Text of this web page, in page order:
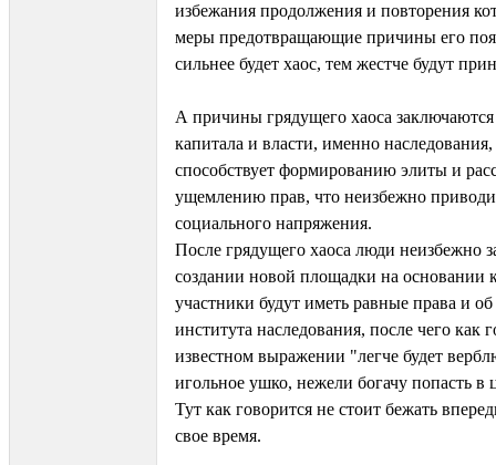
избежания продолжения и повторения
меры предотвращающие причины его
сильнее будет хаос, тем жестче будут
А причины грядущего хаоса
капитала и власти, именно
способствует формированию элиты и
ущемлению прав, что неизбежно
социального напряжения.
После грядущего хаоса люди неизбежно
создании новой площадки на основании
участники будут иметь равные права и
института наследования, после чего как
известном выражении "легче будет
игольное ушко, нежели богачу попасть в
Тут как говорится не стоит бежать
свое время.